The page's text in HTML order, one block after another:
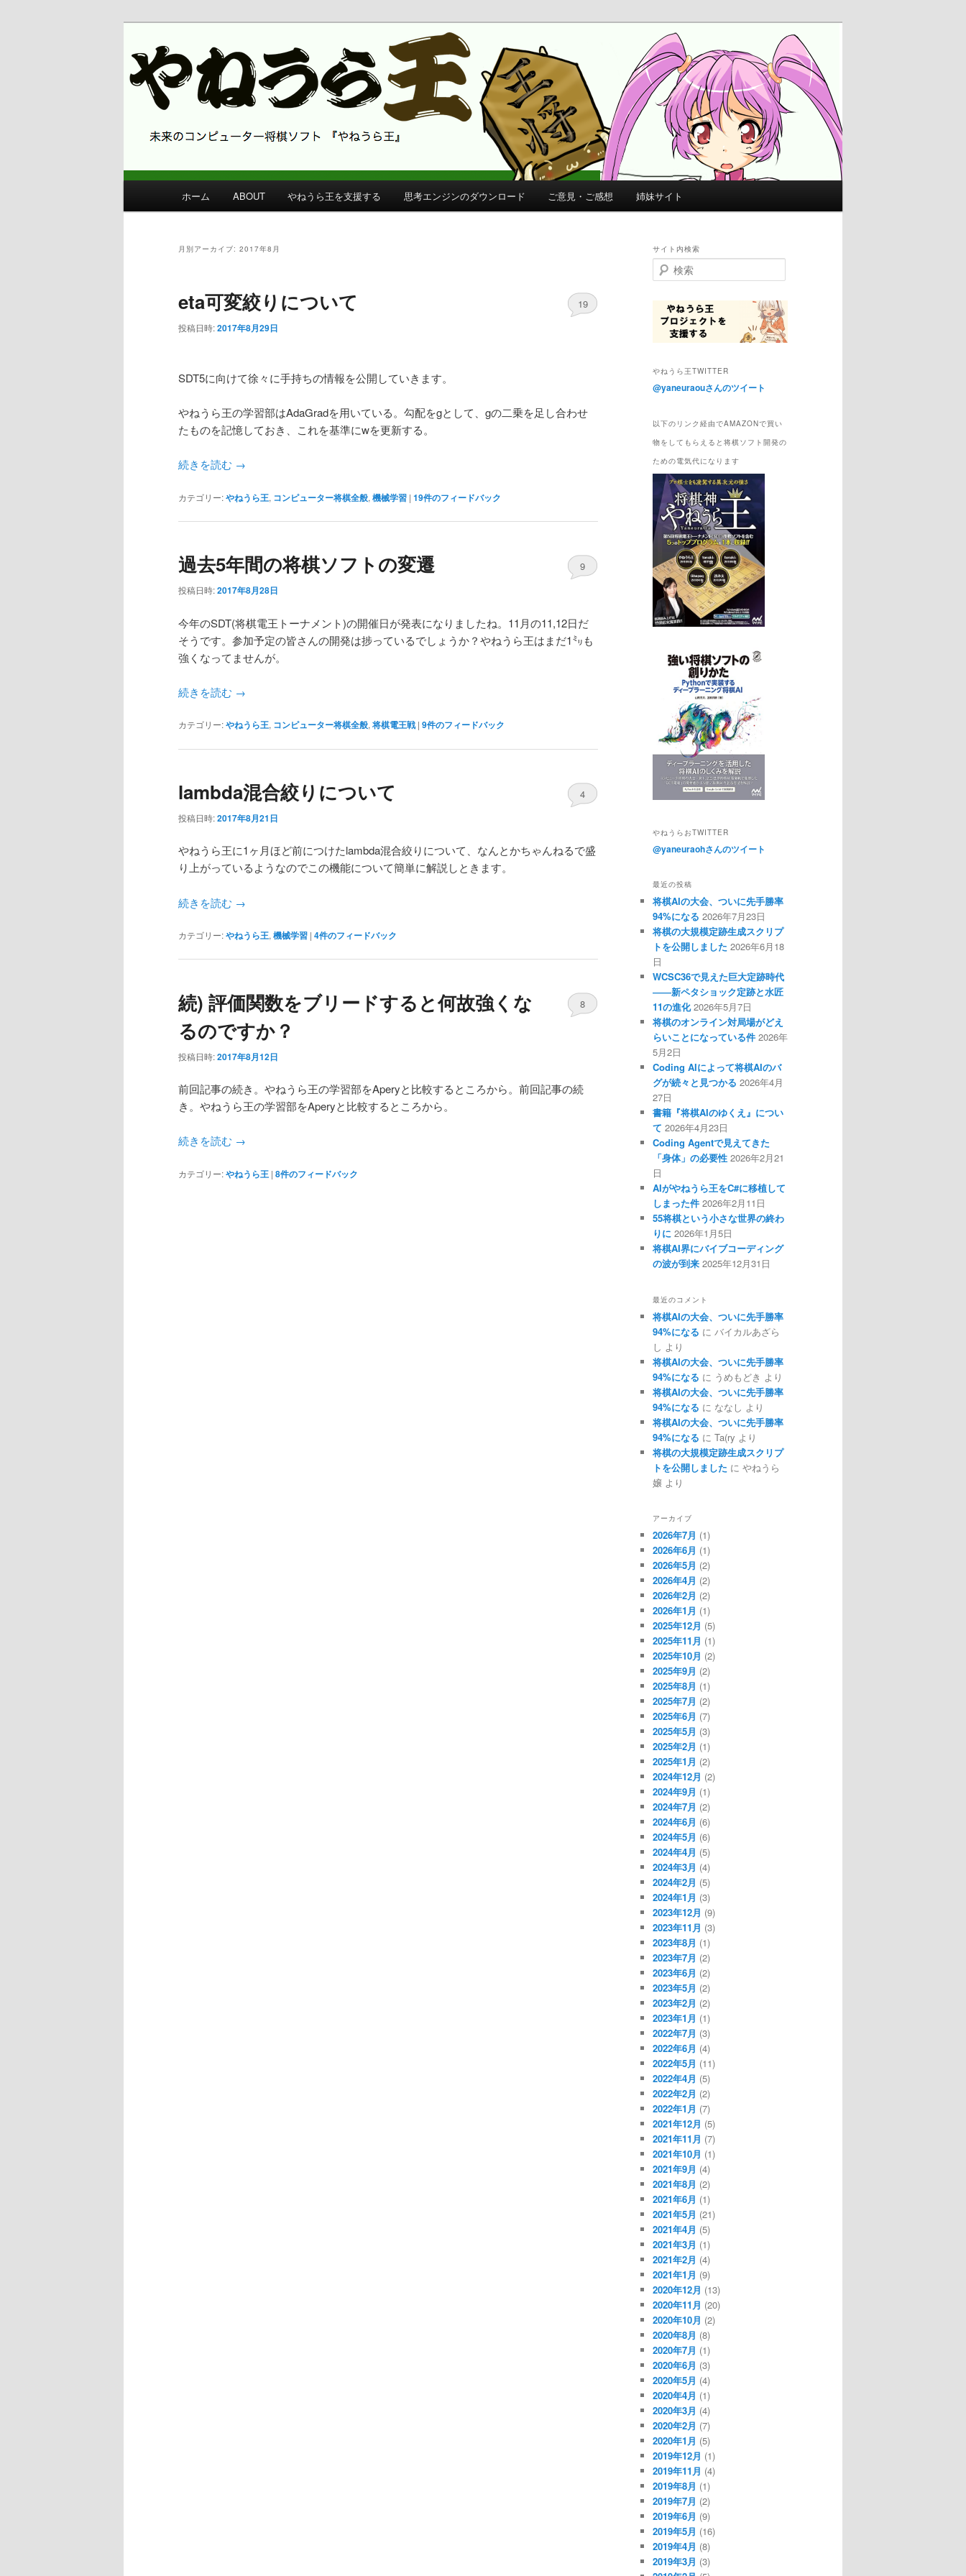
やねうら王 公式サイト
メ
コ
テ
ン
サ
ン
ン
ツ
ホーム ABOUT やねうら王を支援する 思考エンジンのダウンロード ご意見・ご感想 姉妹サイト
月別アーカイブ: 2017年8月
eta可変絞りについて
投稿日時:2017年8月29日
19
SDT5に向けて徐々に手持ちの情報を公開していきます。
やねうら王の学習部はAdaGradを用いている。勾配をgとして、gの二乗を足し合わせ
たものを記憶しておき、これを基準にwを更新する。
続きを読む →
カテゴリー:やねうら王, コンピューター将棋全般, 機械学習 | 19件のフィードバック
過去5年間の将棋ソフトの変遷
投稿日時:2017年8月28日
9
今年のSDT(将棋電王トーナメント)の開催日が発表になりましたね。11月の11,12日だ
そうです。参加予定の皆さんの開発は捗っているでしょうか？やねうら王はまだ1㍉も
強くなってませんが。
続きを読む →
カテゴリー:やねうら王, コンピューター将棋全般, 将棋電王戦 | 9件のフィードバック
lambda混合絞りについて
投稿日時:2017年8月21日
4
やねうら王に1ヶ月ほど前につけたlambda混合絞りについて、なんとかちゃんねるで盛
り上がっているようなのでこの機能について簡単に解説しときます。
続きを読む →
カテゴリー:やねうら王, 機械学習 | 4件のフィードバック
続) 評価関数をブリードすると何故強くな
るのですか？
投稿日時:2017年8月12日
8
前回記事の続き。やねうら王の学習部をAperyと比較するところから。前回記事の続
き。やねうら王の学習部をAperyと比較するところから。
続きを読む →
カテゴリー:やねうら王 | 8件のフィードバック
サイト内検索
検
索
やねうら王TWITTER
@yaneuraouさんのツイート
以下のリンク経由でAMAZONで買い
物をしてもらえると将棋ソフト開発の
ための電気代になります
やねうらおTWITTER
@yaneuraohさんのツイート
最近の投稿
将棋AIの大会、ついに先手勝率
94%になる 2026年7月23日
将棋の大規模定跡生成スクリプ
トを公開しました 2026年6月18
日
WCSC36で見えた巨大定跡時代
――新ペタショック定跡と水匠
11の進化 2026年5月7日
将棋のオンライン対局場がどえ
らいことになっている件 2026年
5月2日
Coding AIによって将棋AIのバ
グが続々と見つかる 2026年4月
27日
書籍『将棋AIのゆくえ』につい
て 2026年4月23日
Coding Agentで見えてきた
「身体」の必要性 2026年2月21
日
AIがやねうら王をC#に移植して
しまった件 2026年2月11日
55将棋という小さな世界の終わ
りに 2026年1月5日
将棋AI界にバイブコーディング
の波が到来 2025年12月31日
最近のコメント
将棋AIの大会、ついに先手勝率
94%になる に バイカルあざら
し より
将棋AIの大会、ついに先手勝率
94%になる に うめもどき より
将棋AIの大会、ついに先手勝率
94%になる に ななし より
将棋AIの大会、ついに先手勝率
94%になる に Ta(ry より
将棋の大規模定跡生成スクリプ
トを公開しました に やねうら
嬢 より
アーカイブ
2026年7月 (1)
2026年6月 (1)
2026年5月 (2)
2026年4月 (2)
2026年2月 (2)
2026年1月 (1)
2025年12月 (5)
2025年11月 (1)
2025年10月 (2)
2025年9月 (2)
2025年8月 (1)
2025年7月 (2)
2025年6月 (7)
2025年5月 (3)
2025年2月 (1)
2025年1月 (2)
2024年12月 (2)
2024年9月 (1)
2024年7月 (2)
2024年6月 (6)
2024年5月 (6)
2024年4月 (5)
2024年3月 (4)
2024年2月 (5)
2024年1月 (3)
2023年12月 (9)
2023年11月 (3)
2023年8月 (1)
2023年7月 (2)
2023年6月 (2)
2023年5月 (2)
2023年2月 (2)
2023年1月 (1)
2022年7月 (3)
2022年6月 (4)
2022年5月 (11)
2022年4月 (5)
2022年2月 (2)
2022年1月 (7)
2021年12月 (5)
2021年11月 (7)
2021年10月 (1)
2021年9月 (4)
2021年8月 (2)
2021年6月 (1)
2021年5月 (21)
2021年4月 (5)
2021年3月 (1)
2021年2月 (4)
2021年1月 (9)
2020年12月 (13)
2020年11月 (20)
2020年10月 (2)
2020年8月 (8)
2020年7月 (1)
2020年6月 (3)
2020年5月 (4)
2020年4月 (1)
2020年3月 (4)
2020年2月 (7)
2020年1月 (5)
2019年12月 (1)
2019年11月 (4)
2019年8月 (1)
2019年7月 (2)
2019年6月 (9)
2019年5月 (16)
2019年4月 (8)
2019年3月 (3)